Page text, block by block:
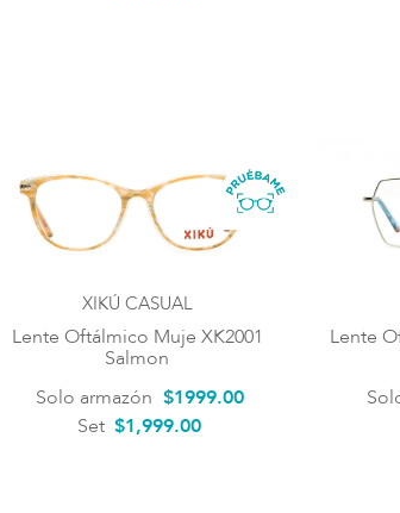
XIKÚ CASUAL
Lente Oftálmico Muje XK2001
Salmon
Solo armazón $1999.00
Set $1,999.00
Lente